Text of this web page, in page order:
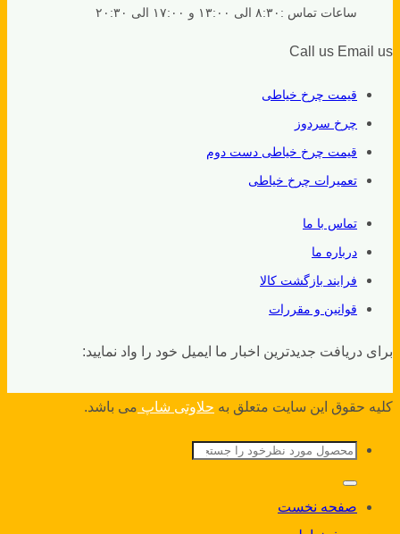
ساعات تماس :۸:۳۰ الی ۱۳:۰۰ و ۱۷:۰۰ الی ۲۰:۳۰
Call us Email us
قیمت چرخ خیاطی
چرخ سردوز
قیمت چرخ خیاطی دست دوم
تعمیرات چرخ خیاطی
تماس با ما
درباره ما
فرایند بازگشت کالا
قوانین و مقررات
برای دریافت جدیدترین اخبار ما ایمیل خود را واد نمایید:
کلیه حقوق این سایت متعلق به حلاوتی شاپ می باشد.
جستجو
برای:
صفحه نخست